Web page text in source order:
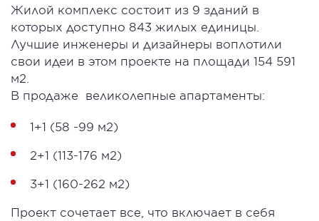
Жилой комплекс состоит из 9 зданий в
которых доступно 843 жилых единицы.
Лучшие инженеры и дизайнеры воплотили
свои идеи в этом проекте на площади 154 591
м2.
В продаже великолепные апартаменты:
1+1 (58 -99 м2)
2+1 (113-176 м2)
3+1 (160-262 м2)
Проект сочетает все, что включает в себя